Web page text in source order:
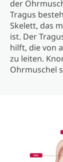
der
Tragus
Skelett, das
ist. Der
hilft, die von
zu leiten.
Ohrmuschel